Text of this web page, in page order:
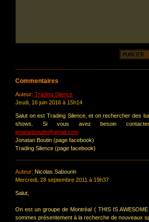
Commentaires
Auteur: Trading Silence
Jeudi, 16 juin 2016 à 15h14
Salut on est Trading Silence, et on rechercher des
shows. Si vous avez besoin
jonatanboutin@gmail.com
Jonatan Boutin (page facebook)
Trading Silence (page facebook)
Auteur: Nicolas Sabourin
Mercredi, 28 septembre 2011 à 19h37
Salut,
On est un groupe de Montréal ( THIS IS
sommes présentement à la recherche de nouveaux